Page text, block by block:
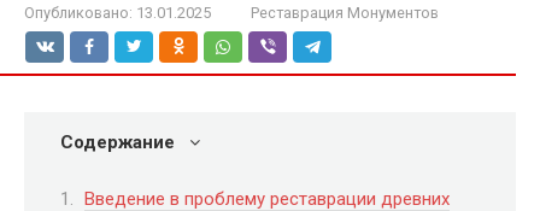
Опубликовано: 13.01.2025 Реставрация Монументов
Содержание
Введение в проблему реставрации древних